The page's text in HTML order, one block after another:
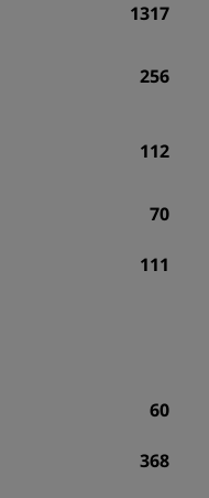
1317
256
112
70
111
60
368